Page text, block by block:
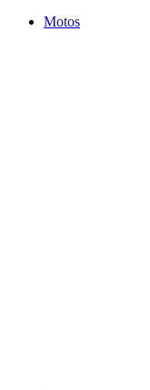
Motos